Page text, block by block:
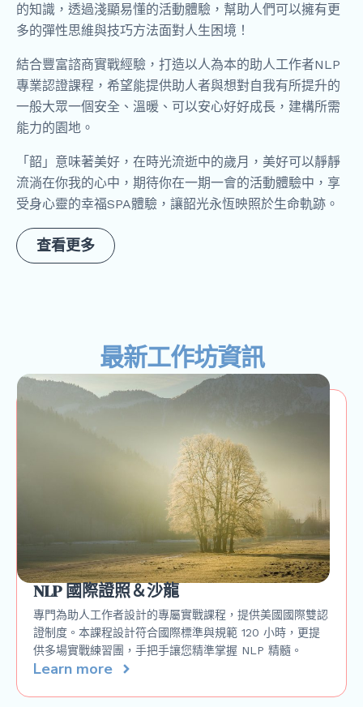
的知識，透過淺顯易懂的活動體驗，幫助人們可以擁有更
多的彈性思維與技巧方法面對人生困境！
結合豐富諮商實戰經驗，打造以人為本的助人工作者NLP
專業認證課程，希望能提供助人者與想對自我有所提升的
一般大眾一個安全、溫暖、可以安心好好成長，建構所需
能力的園地。
「韶」意味著美好，在時光流逝中的歲月，美好可以靜靜
流淌在你我的心中，期待你在一期一會的活動體驗中，享
受身心靈的幸福SPA體驗，讓韶光永恆映照於生命軌跡。
查看更多
最新工作坊資訊
NLP 國際證照＆沙龍
專門為助人工作者設計的專屬實戰課程，提供美國國際雙認
證制度。本課程設計符合國際標準與規範 120 小時，更提
供多場實戰練習團，手把手讓您精準掌握 NLP 精髓。
Learn more